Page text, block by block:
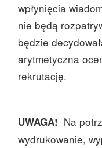
wpłynięcia
nie będą
będzie
arytmetyczna
rekrutację.
UWAGA! Na
wydrukowanie,